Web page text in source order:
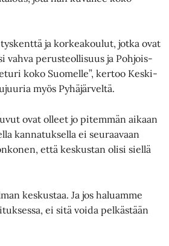
ja korkeakoulut, jotka ovat
vahva perusteollisuus ja Pohjois-
koko Suomelle”, kertoo Keski-
myös Pyhäjärveltä.
ovat olleet jo pitemmän aikaan
kannatuksella ei seuraavaan
että keskustan olisi siellä
keskustaa. Ja jos haluamme
ei sitä voida pelkästään